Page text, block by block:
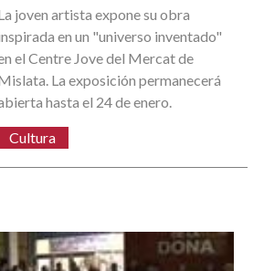
joven artista expone su obra
en un "universo inventado"
el Centre Jove del Mercat de
La exposición permanecerá
hasta el 24 de enero.
Cultura